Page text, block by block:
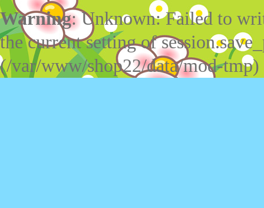
Warning: Unknown: Failed to
the current setting of
(/var/www/shop22/data/mod-